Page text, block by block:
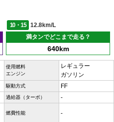
10・15
12.8km/L
満タンでどこまで走る？
640km
使用燃料
エンジン
レギュラー
ガソリン
駆動方式 FF
過給器（ターボ） -
燃費性能 -